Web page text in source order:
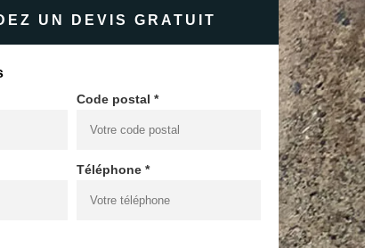
UN DEVIS GRATUIT
Code postal *
Téléphone *